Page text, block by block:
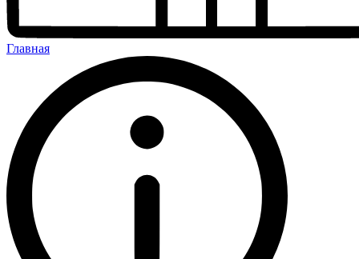
Главная